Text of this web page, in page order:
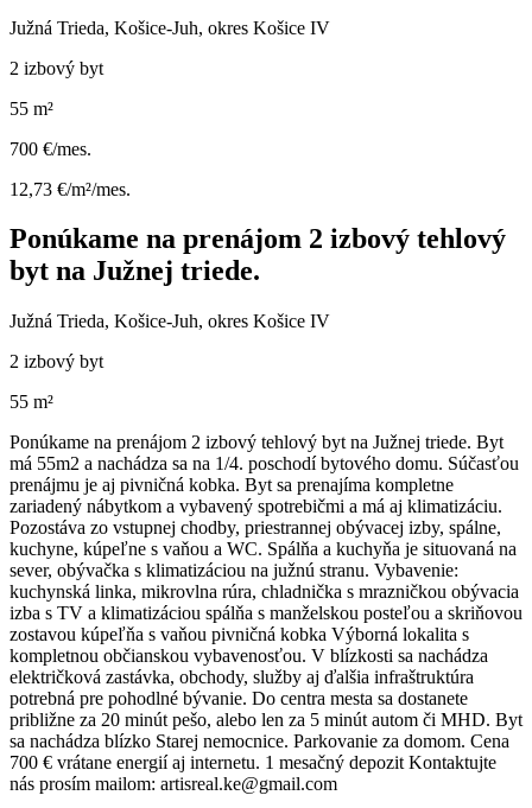
Južná Trieda, Košice-Juh, okres Košice IV
2 izbový byt
55 m²
700 €/mes.
12,73 €/m²/mes.
Ponúkame na prenájom 2 izbový tehlový
byt na Južnej triede.
Južná Trieda, Košice-Juh, okres Košice IV
2 izbový byt
55 m²
Ponúkame na prenájom 2 izbový tehlový byt na Južnej triede. Byt
má 55m2 a nachádza sa na 1/4. poschodí bytového domu. Súčasťou
prenájmu je aj pivničná kobka. Byt sa prenajíma kompletne
zariadený nábytkom a vybavený spotrebičmi a má aj klimatizáciu.
Pozostáva zo vstupnej chodby, priestrannej obývacej izby, spálne,
kuchyne, kúpeľne s vaňou a WC. Spálňa a kuchyňa je situovaná na
sever, obývačka s klimatizáciou na južnú stranu. Vybavenie:
kuchynská linka, mikrovlna rúra, chladnička s mrazničkou obývacia
izba s TV a klimatizáciou spálňa s manželskou posteľou a skriňovou
zostavou kúpeľňa s vaňou pivničná kobka Výborná lokalita s
kompletnou občianskou vybavenosťou. V blízkosti sa nachádza
električková zastávka, obchody, služby aj ďalšia infraštruktúra
potrebná pre pohodlné bývanie. Do centra mesta sa dostanete
približne za 20 minút pešo, alebo len za 5 minút autom či MHD. Byt
sa nachádza blízko Starej nemocnice. Parkovanie za domom. Cena
700 € vrátane energií aj internetu. 1 mesačný depozit Kontaktujte
nás prosím mailom: artisreal.ke@gmail.com